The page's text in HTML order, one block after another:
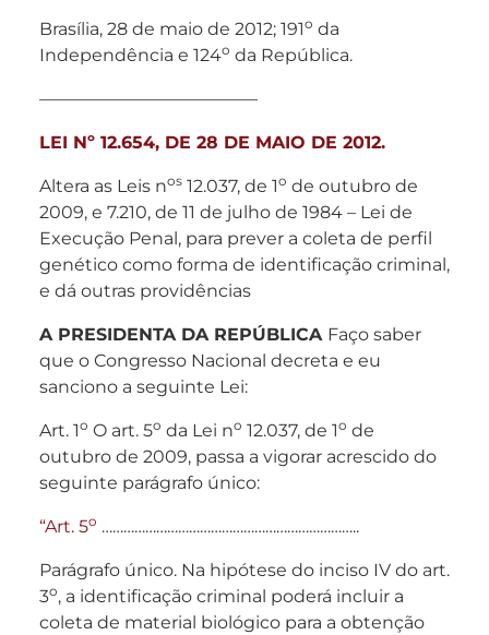
Brasília, 28 de maio de 2012; 191o da
Independência e 124o da República.
————————————–
LEI Nº 12.654, DE 28 DE MAIO DE 2012.
Altera as Leis nos 12.037, de 1o de outubro de
2009, e 7.210, de 11 de julho de 1984 – Lei de
Execução Penal, para prever a coleta de perfil
genético como forma de identificação criminal,
e dá outras providências
A PRESIDENTA DA REPÚBLICA Faço saber
que o Congresso Nacional decreta e eu
sanciono a seguinte Lei:
Art. 1o O art. 5o da Lei no 12.037, de 1o de
outubro de 2009, passa a vigorar acrescido do
seguinte parágrafo único:
“Art. 5o ……………………………………………………………..
Parágrafo único. Na hipótese do inciso IV do art.
3o, a identificação criminal poderá incluir a
coleta de material biológico para a obtenção